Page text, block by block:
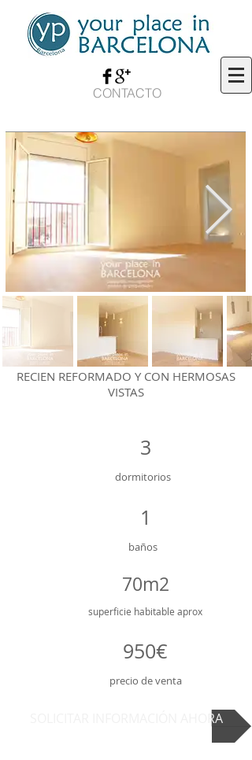
CONTACTO
RECIEN REFORMADO Y CON HERMOSAS
VISTAS
3
dormitorios
1
baños
70m2
superficie habitable aprox
950€
precio de venta
SOLICITAR INFORMACIÓN AHORA